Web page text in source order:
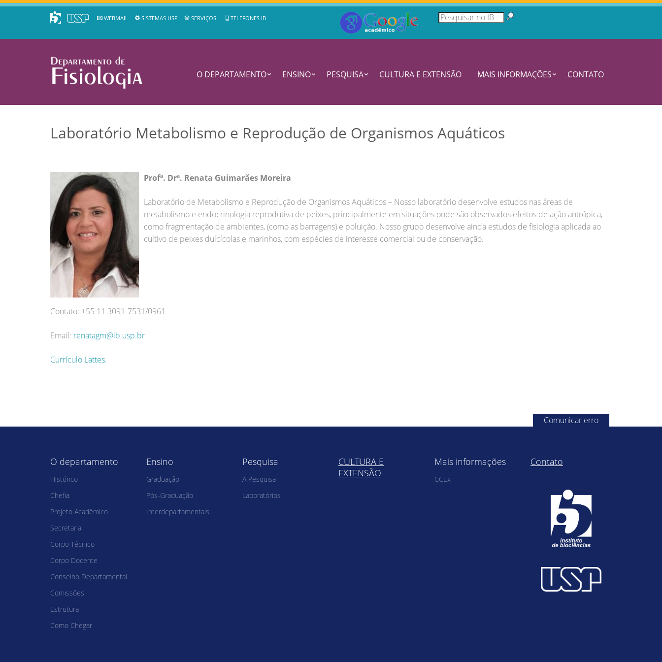
WEBMAIL SISTEMAS USP SERVIÇOS TELEFONES IB
O DEPARTAMENTO ENSINO PESQUISA CULTURA E EXTENSÃO MAIS INFORMAÇÕES CONTATO
Laboratório Metabolismo e Reprodução de Organismos Aquáticos
Profª. Drª. Renata Guimarães Moreira
Laboratório de Metabolismo e Reprodução de Organismos Aquáticos – Nosso laboratório desenvolve estudos nas áreas de
metabolismo e endocrinologia reprodutiva de peixes, principalmente em situações onde são observados efeitos de ação antrópica,
como fragmentação de ambientes, (como as barragens) e poluição. Nosso grupo desenvolve ainda estudos de fisiologia aplicada ao
cultivo de peixes dulcícolas e marinhos, com espécies de interesse comercial ou de conservação.
Contato: +55 11 3091-7531/0961
Email: renatagm@ib.usp.br
Currículo Lattes.
Comunicar erro
O departamento
Histórico
Chefia
Projeto Acadêmico
Secretaria
Corpo Técnico
Corpo Docente
Conselho Departamental
Comissões
Estrutura
Como Chegar
Ensino
Graduação
Pós-Graduação
Interdepartamentais
Pesquisa
A Pesquisa
Laboratórios
CULTURA E
EXTENSÃO
Mais informações
CCEx
Contato